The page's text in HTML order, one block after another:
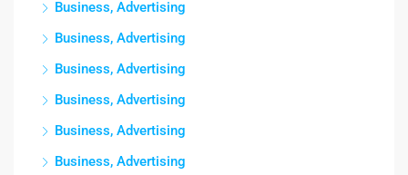
Business, Advertising
Business, Advertising
Business, Advertising
Business, Advertising
Business, Advertising
Business, Advertising